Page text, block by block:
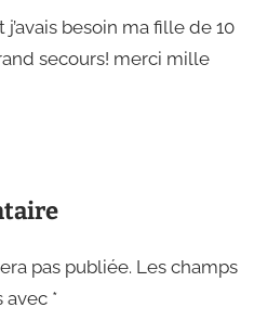
besoin ma fille de 10
secours! merci mille
pas publiée. Les champs
avec *